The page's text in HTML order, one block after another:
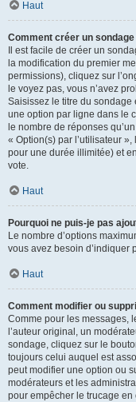
Haut
Comment créer un sondage
Il est facile de créer un
la modification du premier
permissions), cliquez sur
le voyez pas, vous n’avez
Saisissez le titre du
une option par ligne dans le
le nombre de réponses
« Option(s) par l’utilisateur
pour une durée illimitée) et
vote.
Haut
Pourquoi ne puis-je pas
Le nombre d’options
vous avez besoin d’indiquer
Haut
Comment modifier ou
Comme pour les messages,
l’auteur original, un
sondage, cliquez sur le
toujours celui auquel est
peut modifier une option ou
modérateurs et les
pour empêcher le trucage